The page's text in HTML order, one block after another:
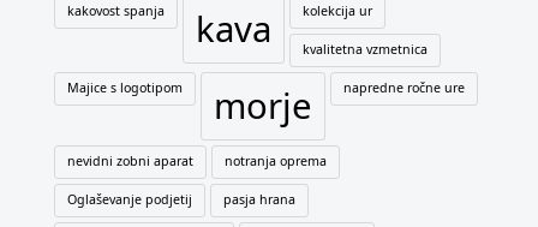
kakovost spanja kava kolekcija ur
kvalitetna vzmetnica
Majice s logotipom morje napredne ročne ure
nevidni zobni aparat notranja oprema
Oglaševanje podjetij pasja hrana